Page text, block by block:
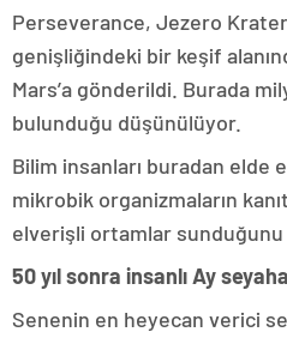
Perseverance, Jezero
genişliğindeki bir keşif
Mars’a gönderildi. Burada
bulunduğu düşünülüyor.
Bilim insanları buradan elde
mikrobik organizmaların
elverişli ortamlar sunduğunu
50 yıl sonra insanlı Ay
Senenin en heyecan verici